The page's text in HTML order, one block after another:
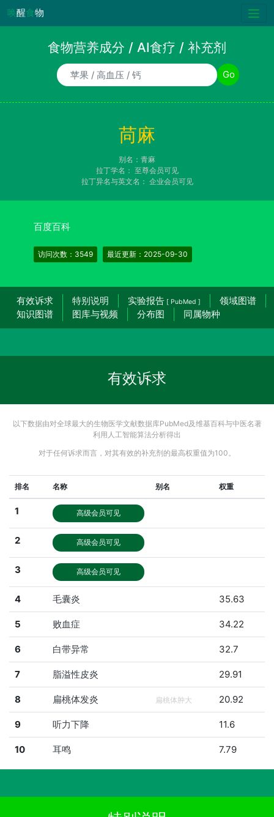
唤醒食物
食物营养成分 / AI食疗 / 补充剂
食物/AI食疗诉求/补充剂名称 Go
苘麻
别名：青麻
拉丁学名： 至尊会员可见
拉丁异名与英文名： 企业会员可见
百度百科
访问次数：3549 最近更新：2025-09-30
有效诉求 特别说明 实验报告 [ PubMed ]
领域图谱
知识图谱
图库与视频 分布图 同属物种
有效诉求
以下数据由对全球最大的生物医学文献数据库PubMed及维基百科与中医名著
利用人工智能算法分析得出
对于任何诉求而言，对其有效的补充剂的最高权重值为100。
排名 名称 别名 权重
1 高级会员可见
2 高级会员可见
3 高级会员可见
4 毛囊炎 35.63
5 败血症 34.22
6 白带异常 32.7
7 脂溢性皮炎 29.91
8 扁桃体发炎 扁桃体肿大 20.92
9 听力下降 11.6
10 耳鸣 7.79